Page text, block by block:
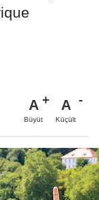
A
Büyüt
A
Küçült